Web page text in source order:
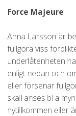
Force Majeure
Anna Larsson är
fullgöra viss
underlåtenheten
enligt nedan och
eller försenar
skall anses bl a
nytillkommen eller